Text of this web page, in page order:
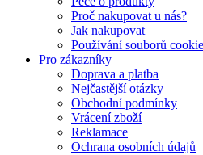
Proč nakupovat u nás?
Jak nakupovat
Používání souborů cookie
Pro zákazníky
Doprava a platba
Nejčastější otázky
Obchodní podmínky
Vrácení zboží
Reklamace
Ochrana osobních údajů